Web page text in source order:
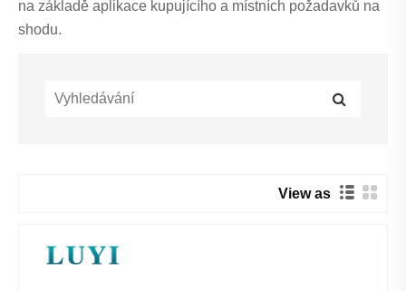
na základě aplikace kupujícího a místních požadavků na
shodu.
View as